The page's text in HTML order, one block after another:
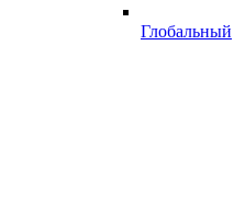
Глобальный